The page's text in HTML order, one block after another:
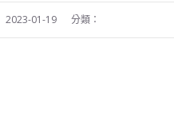
2023-01-19 分類：